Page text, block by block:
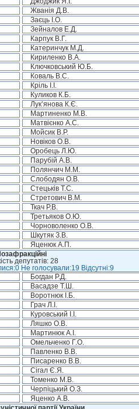
Жванія Д.В.
Заєць І.О.
Зейналов Е.Д.
Карпук В.Г.
Катеринчук М.Д.
Кириленко В.А.
Ключковський Ю.Б.
Коваль В.С.
Кріль І.І.
Куликов К.Б.
Лук’янова К.Є.
Мартиненко М.В.
Матвієнко А.С.
Мойсик В.Р.
Новіков О.В.
Оробець Л.Ю.
Парубій А.В.
Полянчич М.М.
Слободян О.В.
Стецьків Т.С.
Стретович В.М.
Ткач Р.В.
Третьяков О.Ю.
Чорноволенко О.В.
Шкутяк З.В.
Яценюк А.П.
депутатів: 28
Не голосували:19 Відсутні:9
Богдан Р.Д.
Васадзе Т.Ш.
Воротнюк І.Б.
Грач Л.І.
Куровський І.І.
Ляшко О.В.
Мартинюк А.І.
Омельченко Г.О.
Павленко В.В.
Писаренко В.В.
Сігал Є.Я.
Томенко М.В.
Черпіцький О.З.
Яценко А.В.